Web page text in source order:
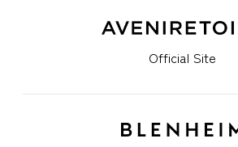
Official Site